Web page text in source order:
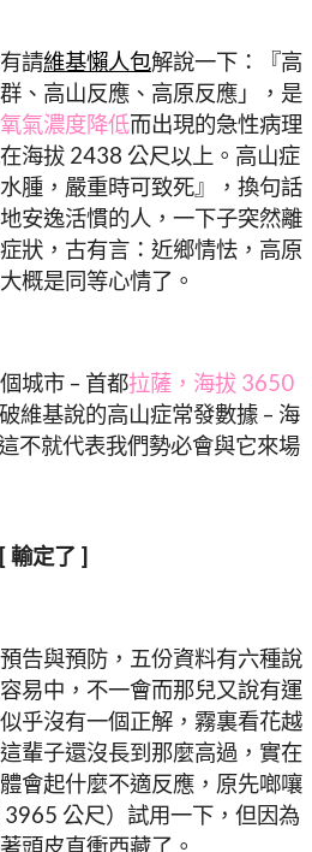
請維基懶人包解說一下：『高
、高山反應、高原反應」，是
氣濃度降低而出現的急性病理
海拔 2438 公尺以上。高山症
腫，嚴重時可致死』，換句話
安逸活慣的人，一下子突然離
狀，古有言：近鄉情怯，高原
概是同等心情了。
城市 – 首都拉薩，海拔 3650
維基說的高山症常發數據 – 海
不就代表我們勢必會與它來場
[ 輸定了 ]
告與預防，五份資料有六種說
易中，不一會而那兒又說有運
乎沒有一個正解，霧裏看花越
輩子還沒長到那麼高過，實在
會起什麼不適反應，原先啷嚷
公尺）試用一下，但因為
頭皮直衝西藏了。